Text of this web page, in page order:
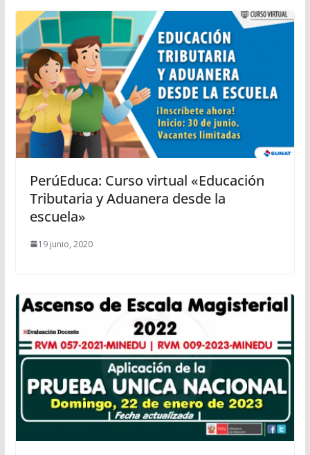
PerúEduca: Curso virtual «Educación
Tributaria y Aduanera desde la
escuela»
19 junio, 2020